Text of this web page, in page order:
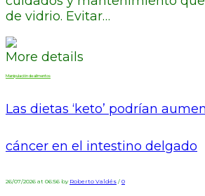
de vidrio. Evitar…
More details
Manipulación de alimentos
Las dietas ‘keto’ podrían
cáncer en el intestino delgado
26/07/2026 at 06:56 by Roberto Valdés / 0